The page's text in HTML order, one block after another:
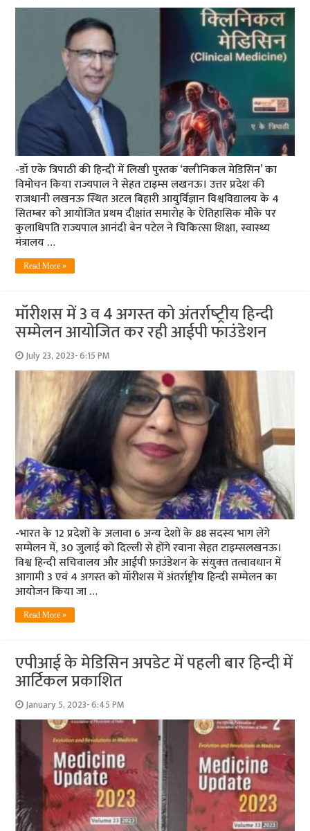
-डॉ एके त्रिपाठी की हिन्दी में लिखी पुस्तक ‘क्लीनिकल मेडिसिन’ का
विमोचन किया राज्यपाल ने सेहत टाइम्स लखनऊ। उत्तर प्रदेश की
राजधानी लखनऊ स्थित अटल बिहारी आयुर्विज्ञान विश्वविद्यालय के 4
सितम्बर को आयोजित प्रथम दीक्षांत समारोह के ऐतिहासिक मौके पर
कुलाधिपति राज्यपाल आनंदी बेन पटेल ने चिकित्सा शिक्षा, स्वास्थ्य
मंत्रालय …
Read More »
मॉरीशस में 3 व 4 अगस्‍त को अंतर्राष्‍ट्रीय हिन्‍दी
सम्‍मेलन आयोजित कर रही आईपी फाउंडेशन
July 23, 2023- 6:15 PM
-भारत के 12 प्रदेशों के अलावा 6 अन्‍य देशों के 88 सदस्‍य भाग लेंगे
सम्‍मेलन में, 30 जुलाई को दिल्‍ली से होंगे रवाना सेहत टाइम्‍सलखनऊ।
विश्व हिन्दी सचिवालय और आईपी फ़ाउंडेशन के संयुक्‍त तत्‍वावधान में
आगामी 3 एवं 4 अगस्‍त को मॉरीशस में अंतर्राष्ट्रीय हिन्दी सम्मेलन का
आयोजन किया जा …
Read More »
एपीआई के मेडिसिन अपडेट में पहली बार हिन्‍दी में
आर्टिकल प्रकाशित
January 5, 2023- 6:45 PM